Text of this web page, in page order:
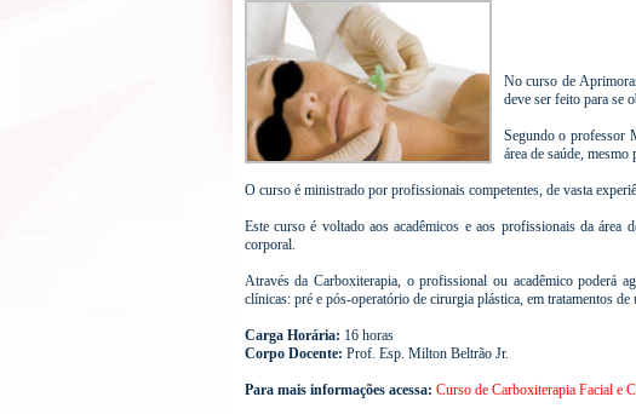
No curso de
deve ser feito para se
Segundo o professor
área de saúde,
O curso é ministrado por profissionais competentes, de vasta
Este curso é voltado aos acadêmicos e aos profissionais da área
corporal.
Através da Carboxiterapia, o profissional ou acadêmico poderá
clínicas: pré e pós-operatório de cirurgia plástica, em tratamentos
Carga Horária: 16 horas
Corpo Docente: Prof. Esp. Milton Beltrão Jr.
Para mais informações acessa: Curso de Carboxiterapia Facial e